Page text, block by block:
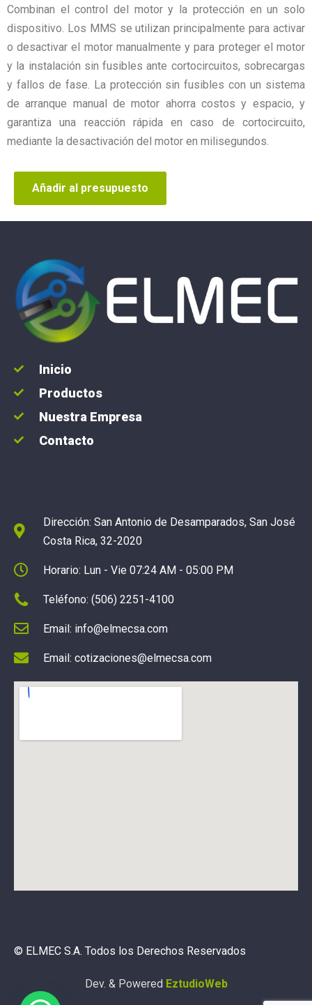
Combinan el control del motor y la protección en un solo
dispositivo. Los MMS se utilizan principalmente para activar
o desactivar el motor manualmente y para proteger el motor
y la instalación sin fusibles ante cortocircuitos, sobrecargas
y fallos de fase. La protección sin fusibles con un sistema
de arranque manual de motor ahorra costos y espacio, y
garantiza una reacción rápida en caso de cortocircuito,
mediante la desactivación del motor en milisegundos.
Añadir al presupuesto
Inicio
Productos
Nuestra Empresa
Contacto
Dirección: San Antonio de Desamparados, San José
Costa Rica, 32-2020
Horario: Lun - Vie 07:24 AM - 05:00 PM
Teléfono: (506) 2251-4100
Email: info@elmecsa.com
Email: cotizaciones@elmecsa.com
© ELMEC S.A. Todos los Derechos Reservados
Dev. & Powered EztudioWeb